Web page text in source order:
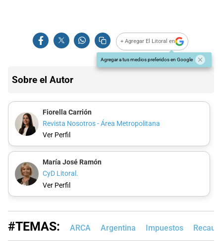
+ Agregar El Litoral en
Agregar a tus medios preferidos en Google
Sobre el Autor
Fiorella Carrión
Revista Nosotros - Área Metropolitana
Ver Perfil
María José Ramón
CyD Litoral.
Ver Perfil
#TEMAS: ARCA Argentina Impuestos